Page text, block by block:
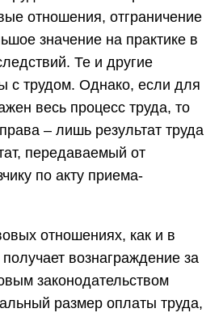
отношения, отграничение
значение на практике в
Те и другие
с трудом. Однако, если для
весь процесс труда, то
– лишь результат труда
передаваемый от
по акту приема-
отношениях, как и в
вознаграждение за
законодательством
размер оплаты труда,